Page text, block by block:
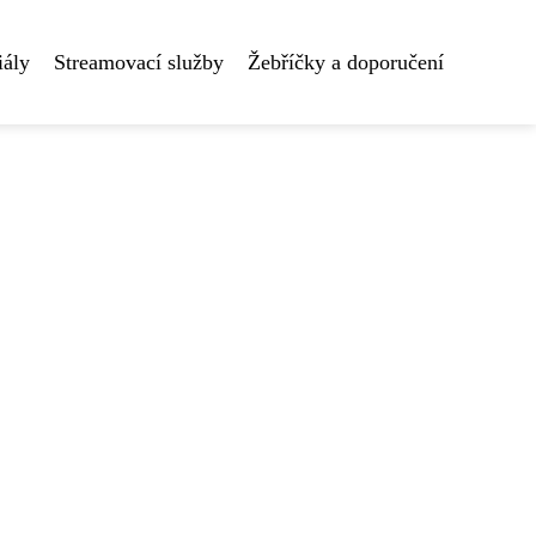
Streamovací služby Žebříčky a doporučení